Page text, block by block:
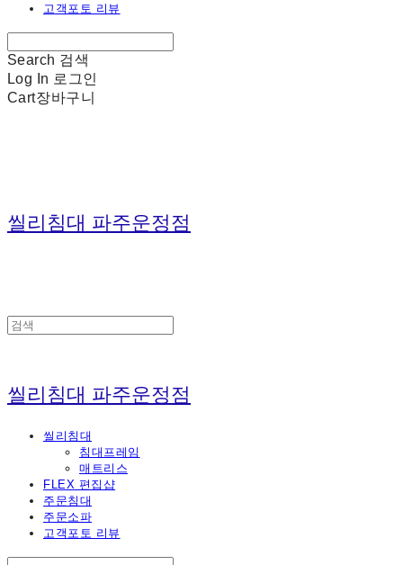
고객포토 리뷰
Search 검색
Log In 로그인
Cart장바구니
씰리침대 파주운정점
씰리침대 파주운정점
씰리침대
침대프레임
매트리스
FLEX 편집샵
주문침대
주문소파
고객포토 리뷰